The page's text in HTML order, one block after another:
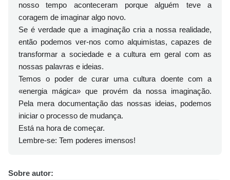
nosso tempo aconteceram porque alguém teve a
coragem de imaginar algo novo.
Se é verdade que a imaginação cria a nossa realidade,
então podemos ver-nos como alquimistas, capazes de
transformar a sociedade e a cultura em geral com as
nossas palavras e ideias.
Temos o poder de curar uma cultura doente com a
«energia mágica» que provém da nossa imaginação.
Pela mera documentação das nossas ideias, podemos
iniciar o processo de mudança.
Está na hora de começar.
Lembre-se: Tem poderes imensos!
Sobre autor: